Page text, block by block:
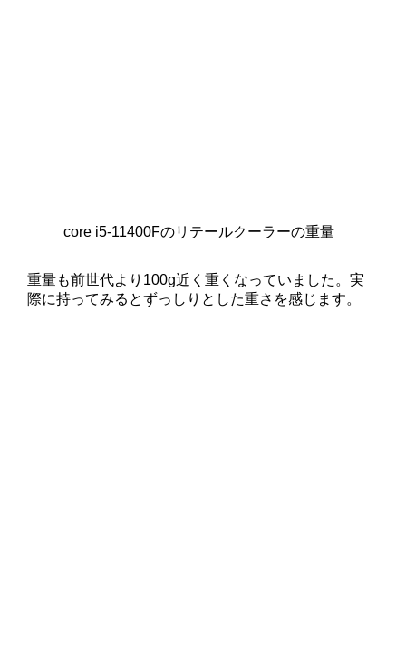
core i5-11400Fのリテールクーラーの重量
重量も前世代より100g近く重くなっていました。実
際に持ってみるとずっしりとした重さを感じます。